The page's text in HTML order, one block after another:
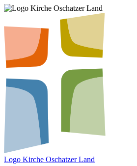
Logo Kirche Oschatzer Land